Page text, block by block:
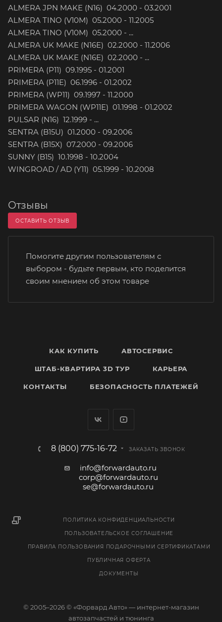
ALMERA JPN MAKE (N16) 04.2000 - 03.2001
ALMERA TINO (V10M) 05.2000 - 11.2005
ALMERA TINO (V10M) 05.2000 - ...
ALMERA UK MAKE (N16E) 02.2000 - 11.2006
ALMERA UK MAKE (N16E) 02.2000 - ...
PRIMERA (P11) 09.1995 - 01.2001
PRIMERA (P11E) 06.1996 - 01.2002
PRIMERA (WP11) 09.1997 - 11.2000
PRIMERA WAGON (WP11E) 01.1998 - 01.2002
PULSAR (N16) 12.1999 - ...
SENTRA (B15U) 01.2000 - 09.2006
SENTRA (B15X) 07.2000 - 09.2006
SUNNY (B15) 10.1998 - 10.2004
WINGROAD / AD (Y11) 05.1999 - 10.2008
Отзывы
ОСТАВИТЬ ОТЗЫВ
Помогите другим пользователям с
выбором - будьте первым, кто поделится
своим мнением об этом товаре
КАК КУПИТЬ АВТОСЕРВИС
ШТАБ-КВАРТИРА 3D ТУР КАРЬЕРА
КОНТАКТЫ БЕЗОПАСНОСТЬ ПЛАТЕЖЕЙ
8 (800) 775-16-72 ЗАКАЗАТЬ ЗВОНОК
info@forwardauto.ru
corp@forwardauto.ru
se@forwardauto.ru
ПОЛИТИКА КОНФИДЕНЦИАЛЬНОСТИ
ПОЛЬЗОВАТЕЛЬСКОЕ СОГЛАШЕНИЕ
ПРАВИЛА ПОЛЬЗОВАНИЯ ПОДАРОЧНЫМИ СЕРТИФИКАТАМИ
ПУБЛИЧНАЯ ОФЕРТА
ДОКУМЕНТЫ
© 2005–2026 © «Форвард Авто» — интернет-магазин
автозапчастей и тюнинга